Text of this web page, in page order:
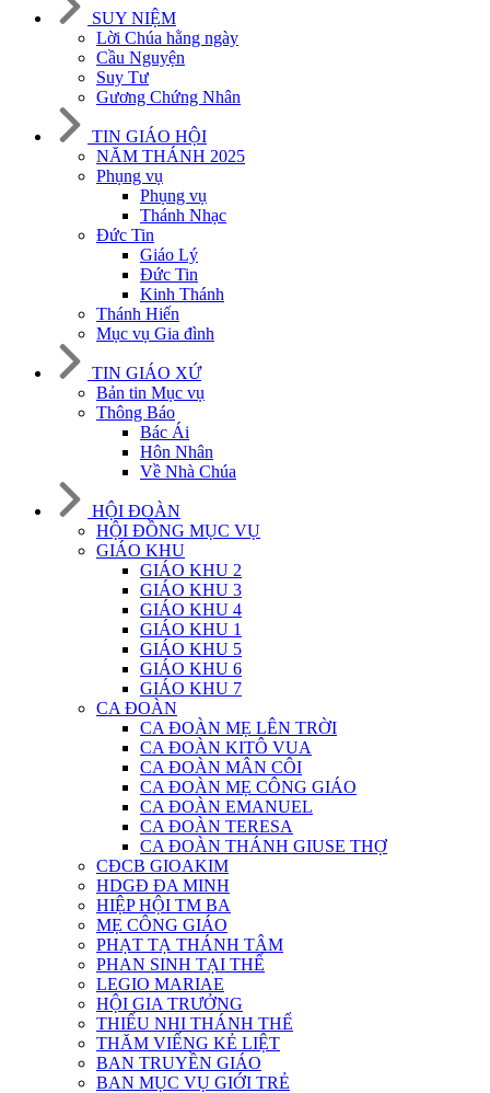
SUY NIỆM
Lời Chúa hằng ngày
Cầu Nguyện
Suy Tư
Gương Chứng Nhân
TIN GIÁO HỘI
NĂM THÁNH 2025
Phụng vụ
Phụng vụ
Thánh Nhạc
Đức Tin
Giáo Lý
Đức Tin
Kinh Thánh
Thánh Hiến
Mục vụ Gia đình
TIN GIÁO XỨ
Bản tin Mục vụ
Thông Báo
Bác Ái
Hôn Nhân
Về Nhà Chúa
HỘI ĐOÀN
HỘI ĐỒNG MỤC VỤ
GIÁO KHU
GIÁO KHU 2
GIÁO KHU 3
GIÁO KHU 4
GIÁO KHU 1
GIÁO KHU 5
GIÁO KHU 6
GIÁO KHU 7
CA ĐOÀN
CA ĐOÀN MẸ LÊN TRỜI
CA ĐOÀN KITÔ VUA
CA ĐOÀN MÂN CÔI
CA ĐOÀN MẸ CÔNG GIÁO
CA ĐOÀN EMANUEL
CA ĐOÀN TERESA
CA ĐOÀN THÁNH GIUSE THỢ
CĐCB GIOAKIM
HDGĐ ĐA MINH
HIỆP HỘI TM BA
MẸ CÔNG GIÁO
PHẠT TẠ THÁNH TÂM
PHAN SINH TẠI THẾ
LEGIO MARIAE
HỘI GIA TRƯỞNG
THIẾU NHI THÁNH THỂ
THĂM VIẾNG KẺ LIỆT
BAN TRUYỀN GIÁO
BAN MỤC VỤ GIỚI TRẺ